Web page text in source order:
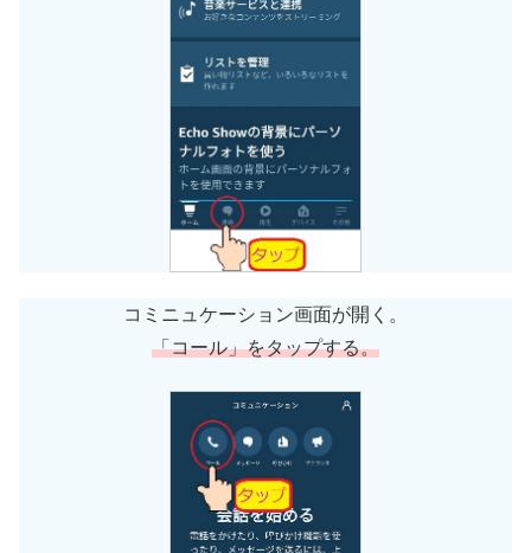
コミニュケーション画面が開く。
「コール」をタップする。